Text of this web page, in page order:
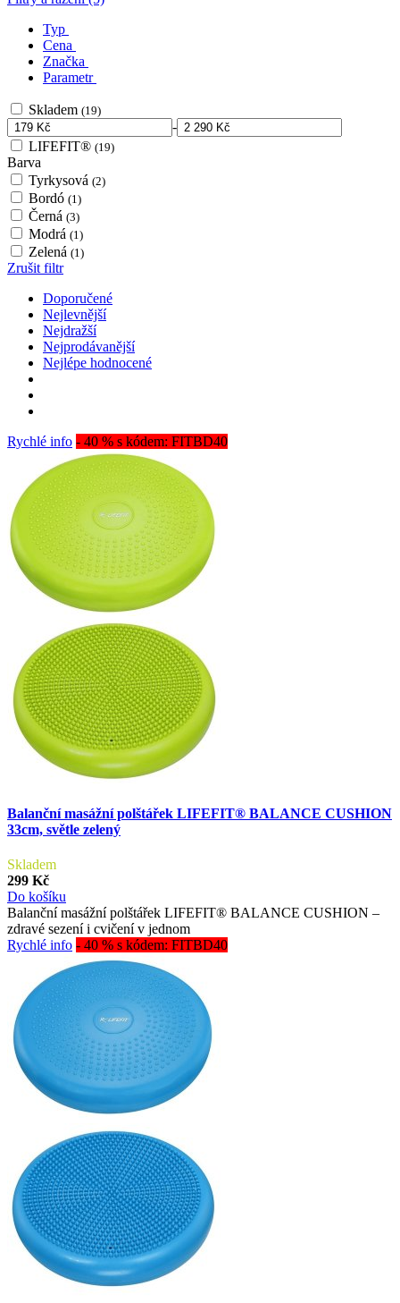
Typ
Cena
Značka
Parametr
Skladem (19)
-
LIFEFIT® (19)
Barva
Tyrkysová (2)
Bordó (1)
Černá (3)
Modrá (1)
Zelená (1)
Zrušit filtr
Doporučené
Nejlevnější
Nejdražší
Nejprodávanější
Nejlépe hodnocené
Rychlé info - 40 % s kódem: FITBD40
Balanční masážní polštářek LIFEFIT® BALANCE CUSHION
33cm, světle zelený
Skladem
299 Kč
Do košíku
Balanční masážní polštářek LIFEFIT® BALANCE CUSHION –
zdravé sezení i cvičení v jednom
Rychlé info - 40 % s kódem: FITBD40